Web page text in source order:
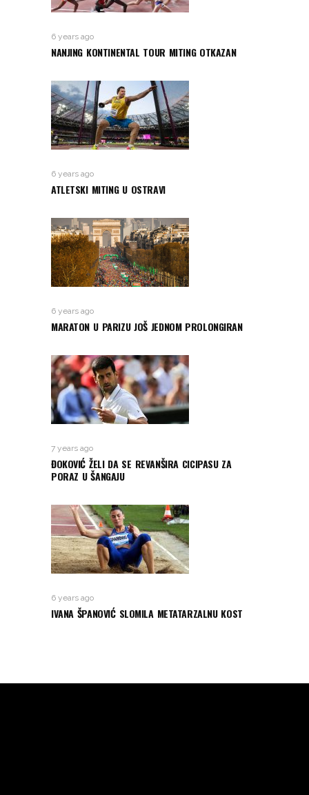
6 years ago
NANJING KONTINENTAL TOUR MITING OTKAZAN
6 years ago
ATLETSKI MITING U OSTRAVI
6 years ago
MARATON U PARIZU JOŠ JEDNOM PROLONGIRAN
7 years ago
ĐOKOVIĆ ŽELI DA SE REVANŠIRA CICIPASU ZA
PORAZ U ŠANGAJU
6 years ago
IVANA ŠPANOVIĆ SLOMILA METATARZALNU KOST